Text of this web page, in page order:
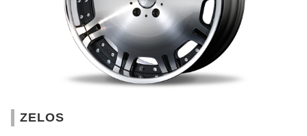
ZELOS